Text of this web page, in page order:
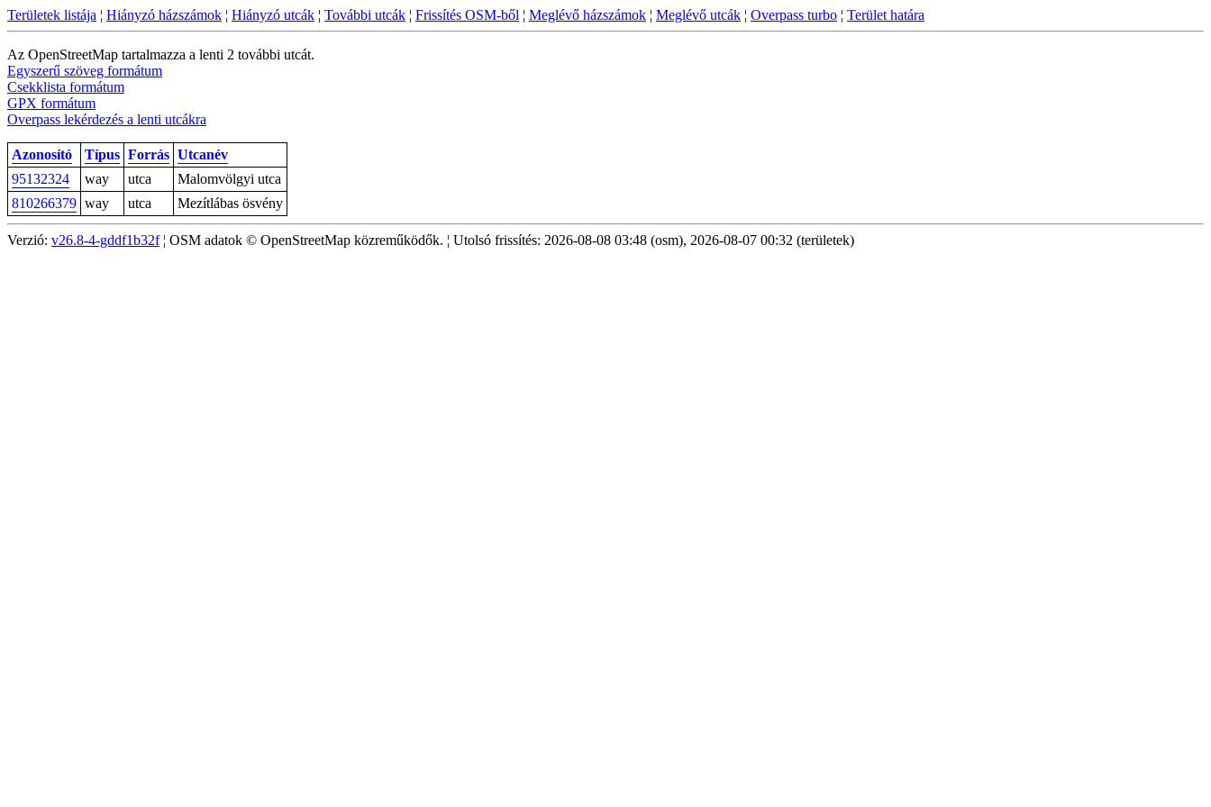
Területek listája ¦ Hiányzó házszámok ¦ Hiányzó utcák ¦ További utcák ¦ Frissítés OSM-ből ¦ Meglévő házszámok ¦ Meglévő utcák ¦ Overpass turbo ¦ Terület határa
Az OpenStreetMap tartalmazza a lenti 2 további utcát.
Egyszerű szöveg formátum
Csekklista formátum
GPX formátum
Overpass lekérdezés a lenti utcákra
Azonosító Típus Forrás Utcanév
95132324
way utca
Malomvölgyi utca
810266379 way utca Mezítlábas ösvény
Verzió: v26.8-4-gddf1b32f¦ OSM adatok © OpenStreetMap közreműködők. ¦ Utolsó frissítés: 2026-08-08 03:48 (osm), 2026-08-07 00:32 (területek)